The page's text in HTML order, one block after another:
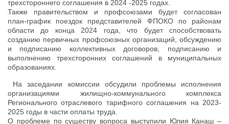
трехстороннего соглашения в 2024 -2025 годах.
Также правительством и профсоюзами будет согласован
план-график поездок представителей ФПОКО по районам
области до конца 2024 года, что будет способствовать
созданию первичных профсоюзных организаций, обсуждению
и подписанию коллективных договоров, подписанию и
выполнению трехсторонних соглашений в муниципальных
образованиях.
На заседании комиссии обсудили проблемы исполнения
организациями жилищно-коммунального комплекса
Регионального отраслевого тарифного соглашения на 2023-
2025 годы в части оплаты труда.
О проблеме по существу вопроса выступили Юлия Канаш –